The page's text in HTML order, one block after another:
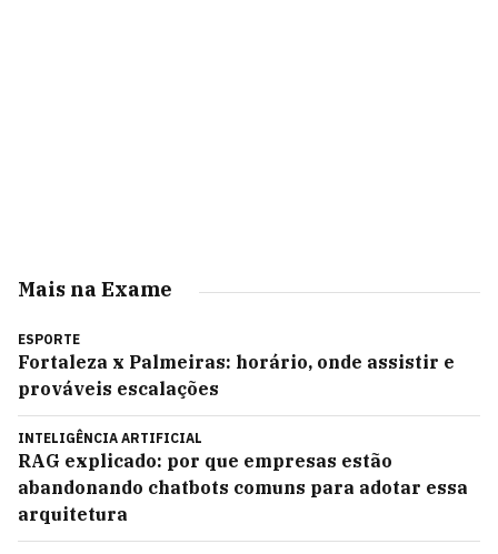
Mais na Exame
ESPORTE
Fortaleza x Palmeiras: horário, onde assistir e
prováveis escalações
INTELIGÊNCIA ARTIFICIAL
RAG explicado: por que empresas estão
abandonando chatbots comuns para adotar essa
arquitetura